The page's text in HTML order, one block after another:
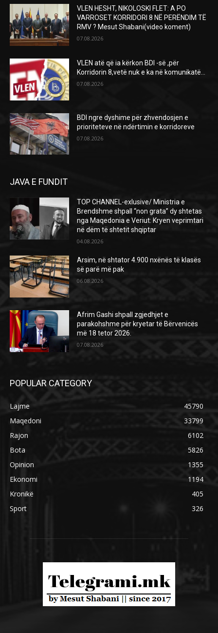
VLEN HESHT, NIKOLOSKI FLET: A PO
VARROSET KORRIDORI 8 NË PERËNDIM TË
RMV ? Mesut Shabani(video koment)
07.08.2026
VLEN atë që ia kërkon BDI -së ,për
Korridorin 8,vetë nuk e ka në komunikatë…
07.08.2026
BDI ngre dyshime për zhvendosjen e
prioriteteve në ndërtimin e korridoreve
07.08.2026
JAVA E FUNDIT
TOP CHANNEL-exlusive/ Ministria e
Brendshme shpall “non grata” dy shtetas
nga Maqedonia e Veriut: Kryen veprimtari
në dëm të shtetit shqiptar
04.08.2026
Arsim, në shtator 4.900 nxënës të klasës
së parë më pak
06.08.2026
Afrim Gashi shpall zgjedhjet e
parakohshme për kryetar të Bërvenicës
më 18 tetor 2026.
07.08.2026
POPULAR CATEGORY
Lajme
45790
Maqedoni
33799
Rajon
6102
Bota
5826
Opinion
1355
Ekonomi
1194
Kronikë
405
Sport
326